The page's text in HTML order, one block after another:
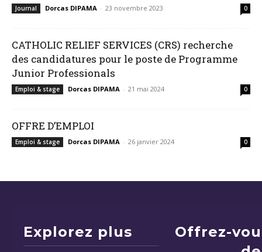
Journal Dorcas DIPAMA - 23 novembre 2023 0
CATHOLIC RELIEF SERVICES (CRS) recherche
des candidatures pour le poste de Programme
Junior Professionals
Emploi & stage Dorcas DIPAMA - 21 mai 2024 0
OFFRE D’EMPLOI
Emploi & stage Dorcas DIPAMA - 26 janvier 2024 0
Explorez plus
Offrez-